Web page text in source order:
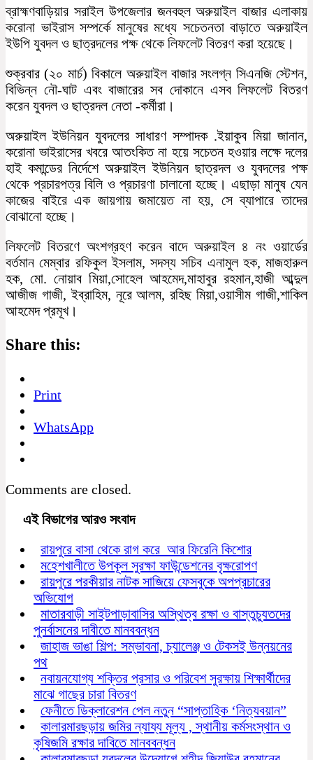
ব্রাহ্মণবাড়িয়ার সরাইল উপজেলার জনবহুল অরুয়াইল বাজার এলাকায়
করোনা ভাইরাস সম্পর্কে মানুষের মধ্যে সচেতনতা বাড়াতে অরুয়াইল
ইউপি যুবদল ও ছাত্রদলের পক্ষ থেকে লিফলেট বিতরণ করা হয়েছে।
শুক্রবার (২০ মার্চ) বিকালে অরুয়াইল বাজার সংলগ্ন সিএনজি স্টেশন,
বিভিন্ন নৌ-ঘাট এবং বাজারের সব দোকানে এসব লিফলেট বিতরণ
করেন যুবদল ও ছাত্রদল নেতা -কর্মীরা।
অরুয়াইল ইউনিয়ন যুবদলের সাধারণ সম্পাদক .ইয়াকুব মিয়া জানান,
করোনা ভাইরাসের খবরে আতংকিত না হয়ে সচেতন হওয়ার লক্ষে দলের
হাই কমান্ডের নির্দেশে অরুয়াইল ইউনিয়ন ছাত্রদল ও যুবদলের পক্ষ
থেকে প্রচারপত্র বিলি ও প্রচারণা চালানো হচ্ছে। এছাড়া মানুষ যেন
কাজের বাইরে এক জায়গায় জমায়েত না হয়, সে ব্যাপারে তাদের
বোঝানো হচ্ছে।
লিফলেট বিতরণে অংশগ্রহণ করেন বাদে অরুয়াইল ৪ নং ওয়ার্ডের
বর্তমান মেম্বার রফিকুল ইসলাম, সদস্য সচিব এনামুল হক, মাজহারুল
হক, মো. নোয়াব মিয়া,সোহেল আহমেদ,মাহাবুর রহমান,হাজী আব্দুল
আজীজ গাজী, ইব্রাহিম, নূরে আলম, রহিছ মিয়া,ওয়াসীম গাজী,শাকিল
আহমেদ প্রমূখ।
Share this:
Print
WhatsApp
Comments are closed.
এই বিভাগের আরও সংবাদ
রায়পুরে বাসা থেকে রাগ করে আর ফিরেনি কিশোর
মহেশখালীতে উপকূল সুরক্ষা ফাউন্ডেশনের বৃক্ষরোপণ
রায়পুরে পরকীয়ার নাটক সাজিয়ে ফেসবুকে অপপ্রচারের
অভিযোগ
মাতারবাড়ী সাইটপাড়াবাসির অস্থিত্ব রক্ষা ও বাস্তুচ্যুতদের
পুনর্বাসনের দাবীতে মানববন্ধন
জাহাজ ভাঙা শিল্প: সম্ভাবনা, চ্যালেঞ্জ ও টেকসই উন্নয়নের
পথ
নবায়নযোগ্য শক্তির প্রসার ও পরিবেশ সুরক্ষায় শিক্ষার্থীদের
মাঝে গাছের চারা বিতরণ
ফেনীতে ডিক্লারেশন পেল নতুন “সাপ্তাহিক ‘নিত্যবয়ান”
কালারমারছড়ায় জমির ন্যায্য মূল্য , স্থানীয় কর্মসংস্থান ও
কৃষিজমি রক্ষার দাবিতে মানববন্ধন